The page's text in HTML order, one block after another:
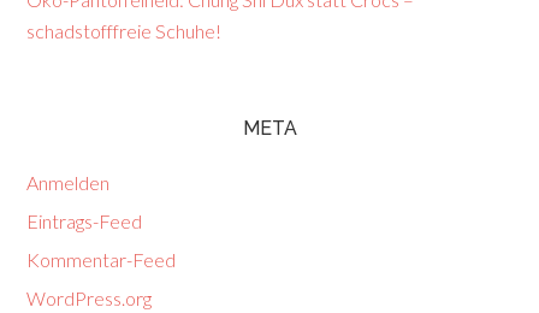
schadstofffreie Schuhe!
META
Anmelden
Eintrags-Feed
Kommentar-Feed
WordPress.org